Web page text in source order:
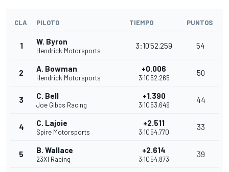
CLA PILOTO TIEMPO PUNTOS
1 W. Byron
Hendrick Motorsports
3:10'52.259 54
2 A. Bowman
Hendrick Motorsports
+0.006
3:10'52.265
50
3 C. Bell
Joe Gibbs Racing
+1.390
3:10'53.649
44
4 C. Lajoie
Spire Motorsports
+2.511
3:10'54.770
33
5 B. Wallace
23XI Racing
+2.614
3:10'54.873
39